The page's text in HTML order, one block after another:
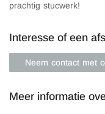
prachtig stucwerk!
Interesse of een
Neem contact met
Meer informatie